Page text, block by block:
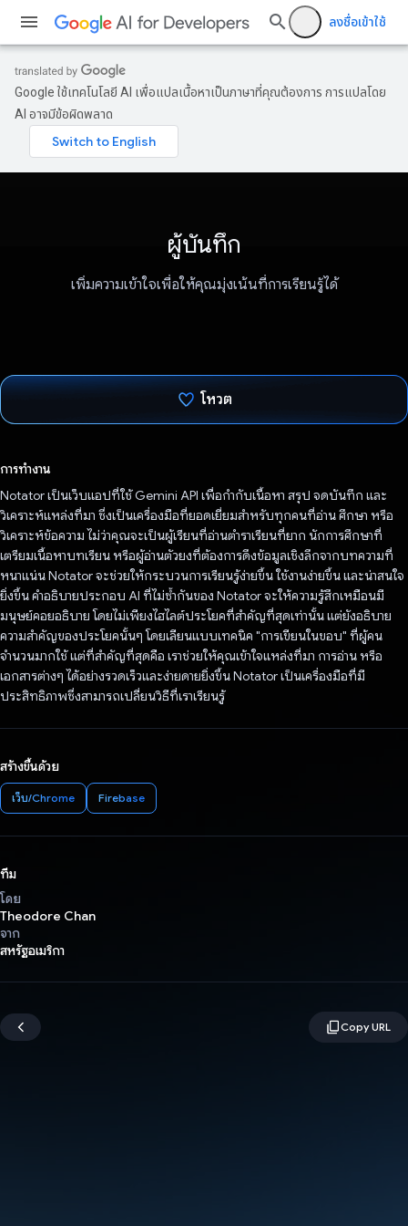
ลงชื่อเข้าใช้
Google ใช้เทคโนโลยี AI เพื่อแปลเนื้อหาเป็นภาษาที่คุณต้องการ การแปลโดย
AI อาจมีข้อผิดพลาด
ผู้บันทึก
เพิ่มความเข้าใจเพื่อให้คุณมุ่งเน้นที่การเรียนรู้ได้
โหวต
การทำงาน
Notator เป็นเว็บแอปที่ใช้ Gemini API เพื่อกำกับเนื้อหา สรุป จดบันทึก และ
วิเคราะห์แหล่งที่มา ซึ่งเป็นเครื่องมือที่ยอดเยี่ยมสำหรับทุกคนที่อ่าน ศึกษา หรือ
วิเคราะห์ข้อความ ไม่ว่าคุณจะเป็นผู้เรียนที่อ่านตำราเรียนที่ยาก นักการศึกษาที่
เตรียมเนื้อหาบทเรียน หรือผู้อ่านตัวยงที่ต้องการดึงข้อมูลเชิงลึกจากบทความที่
หนาแน่น Notator จะช่วยให้กระบวนการเรียนรู้ง่ายขึ้น ใช้งานง่ายขึ้น และน่าสนใจ
ยิ่งขึ้น คําอธิบายประกอบ AI ที่ไม่ซ้ำกันของ Notator จะให้ความรู้สึกเหมือนมี
มนุษย์คอยอธิบาย โดยไม่เพียงไฮไลต์ประโยคที่สําคัญที่สุดเท่านั้น แต่ยังอธิบาย
ความสําคัญของประโยคนั้นๆ โดยเลียนแบบเทคนิค "การเขียนในขอบ" ที่ผู้คน
จำนวนมากใช้ แต่ที่สำคัญที่สุดคือ เราช่วยให้คุณเข้าใจแหล่งที่มา การอ่าน หรือ
เอกสารต่างๆ ได้อย่างรวดเร็วและง่ายดายยิ่งขึ้น Notator เป็นเครื่องมือที่มี
ประสิทธิภาพซึ่งสามารถเปลี่ยนวิธีที่เราเรียนรู้
สร้างขึ้นด้วย
เว็บ/Chrome Firebase
ทีม
โดย
Theodore Chan
จาก
สหรัฐอเมริกา